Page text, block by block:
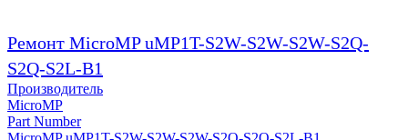
Ремонт MicroMP uMP1T-S2W-S2W-S2W-S2Q-
S2Q-S2L-B1
Производитель
MicroMP
Part Number